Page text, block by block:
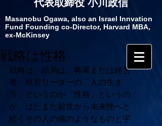
代表取締役 小川政信
Masanobu Ogawa, also an Israel Innvation
Fund Founding co-Director, Harvard MBA,
ex-McKinsey
戦略は性格
戦略は、結局は、将軍または経営
者・経営リーダーの「人の生き
方」というのか「性格」というの
か、はたまた前世から未来性へと
続くその人の魂のようなものと宇